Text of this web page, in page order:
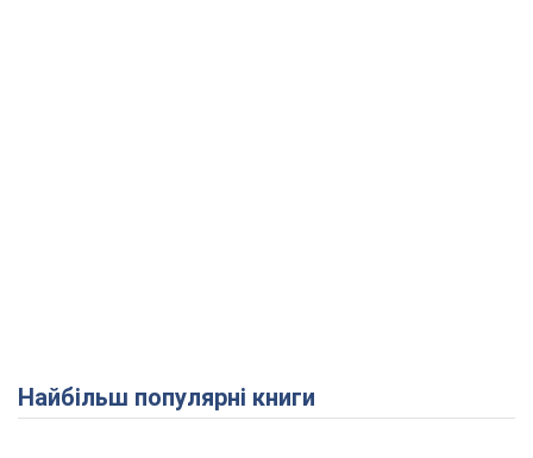
Найбільш популярні книги